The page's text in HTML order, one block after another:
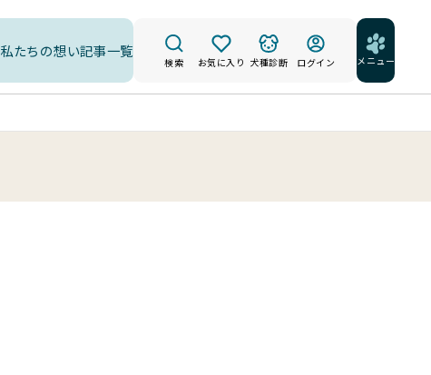
私たちの想い記事一覧
検索 お気に入り 犬種診断 ログイン メニュー